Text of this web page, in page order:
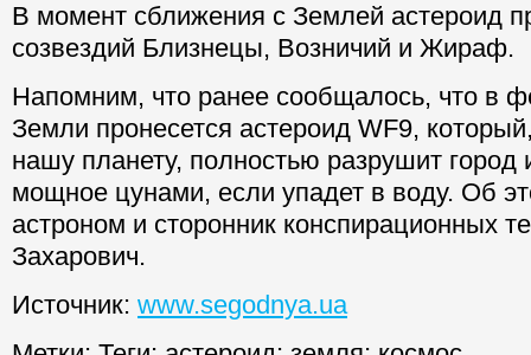
В момент сближения с Землей астероид
созвездий Близнецы, Возничий и Жираф.
Напомним, что ранее сообщалось, что в
Земли пронесется астероид WF9,
нашу планету, полностью разрушит город
мощное цунами, если упадет в воду. Об
астроном и сторонник конспирационных
Захарович.
Источник: www.segodnya.ua